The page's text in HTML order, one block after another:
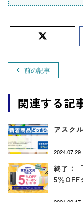
前の記事
関連する記
アスク
2024.07.29
終了：
5％OFF